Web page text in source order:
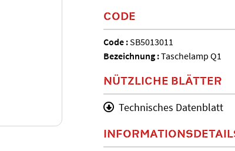
CODE
Code :SB5013011
Bezeichnung :Taschelamp Q1
NÜTZLICHE BLÄTTER
Technisches Datenblatt